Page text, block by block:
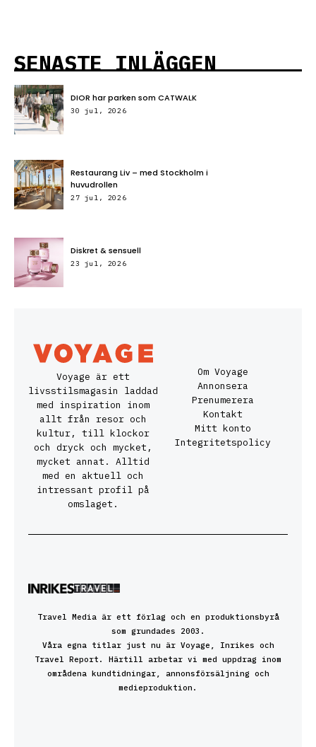
SENASTE INLÄGGEN
DIOR har parken som CATWALK
30 jul, 2026
Restaurang Liv – med Stockholm i
huvudrollen
27 jul, 2026
Diskret & sensuell
23 jul, 2026
Voyage är ett
livsstilsmagasin laddad
med inspiration inom
allt från resor och
kultur, till klockor
och dryck och mycket,
mycket annat. Alltid
med en aktuell och
intressant profil på
omslaget.
Om Voyage
Annonsera
Prenumerera
Kontakt
Mitt konto
Integritetspolicy
Travel Media är ett förlag och en produktionsbyrå
som grundades 2003.
Våra egna titlar just nu är Voyage, Inrikes och
Travel Report. Härtill arbetar vi med uppdrag inom
områdena kundtidningar, annonsförsäljning och
medieproduktion.